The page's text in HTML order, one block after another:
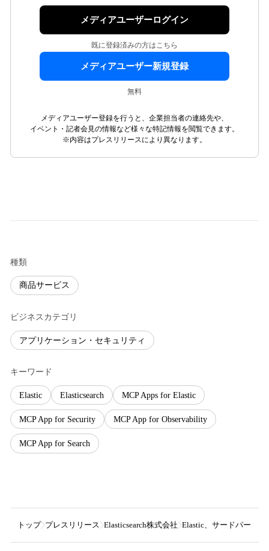
メディアユーザーログイン
既に登録済みの方はこちら
メディアユーザー新規登録
無料
メディアユーザー登録を行うと、企業担当者の連絡先や、
イベント・記者会見の情報など様々な特記情報を閲覧できます。
※内容はプレスリリースにより異なります。
種類
商品サービス
ビジネスカテゴリ
アプリケーション・セキュリティ
キーワード
Elastic Elasticsearch MCP Apps for Elastic
MCP App for Security MCP App for Observability
MCP App for Search
トップ プレスリリース Elasticsearch株式会社 Elastic、サードパーテ